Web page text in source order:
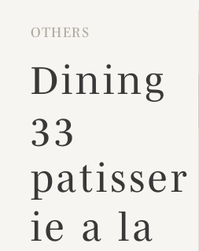
OTHERS
Dining
33
patisser
ie a la